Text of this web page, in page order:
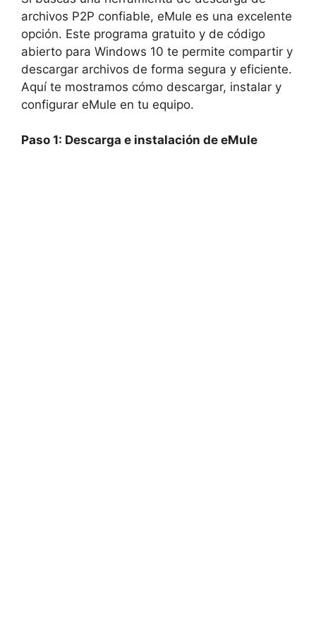
archivos P2P confiable, eMule es una excelente
opción. Este programa gratuito y de código
abierto para Windows 10 te permite compartir y
descargar archivos de forma segura y eficiente.
Aquí te mostramos cómo descargar, instalar y
configurar eMule en tu equipo.
Paso 1: Descarga e instalación de eMule